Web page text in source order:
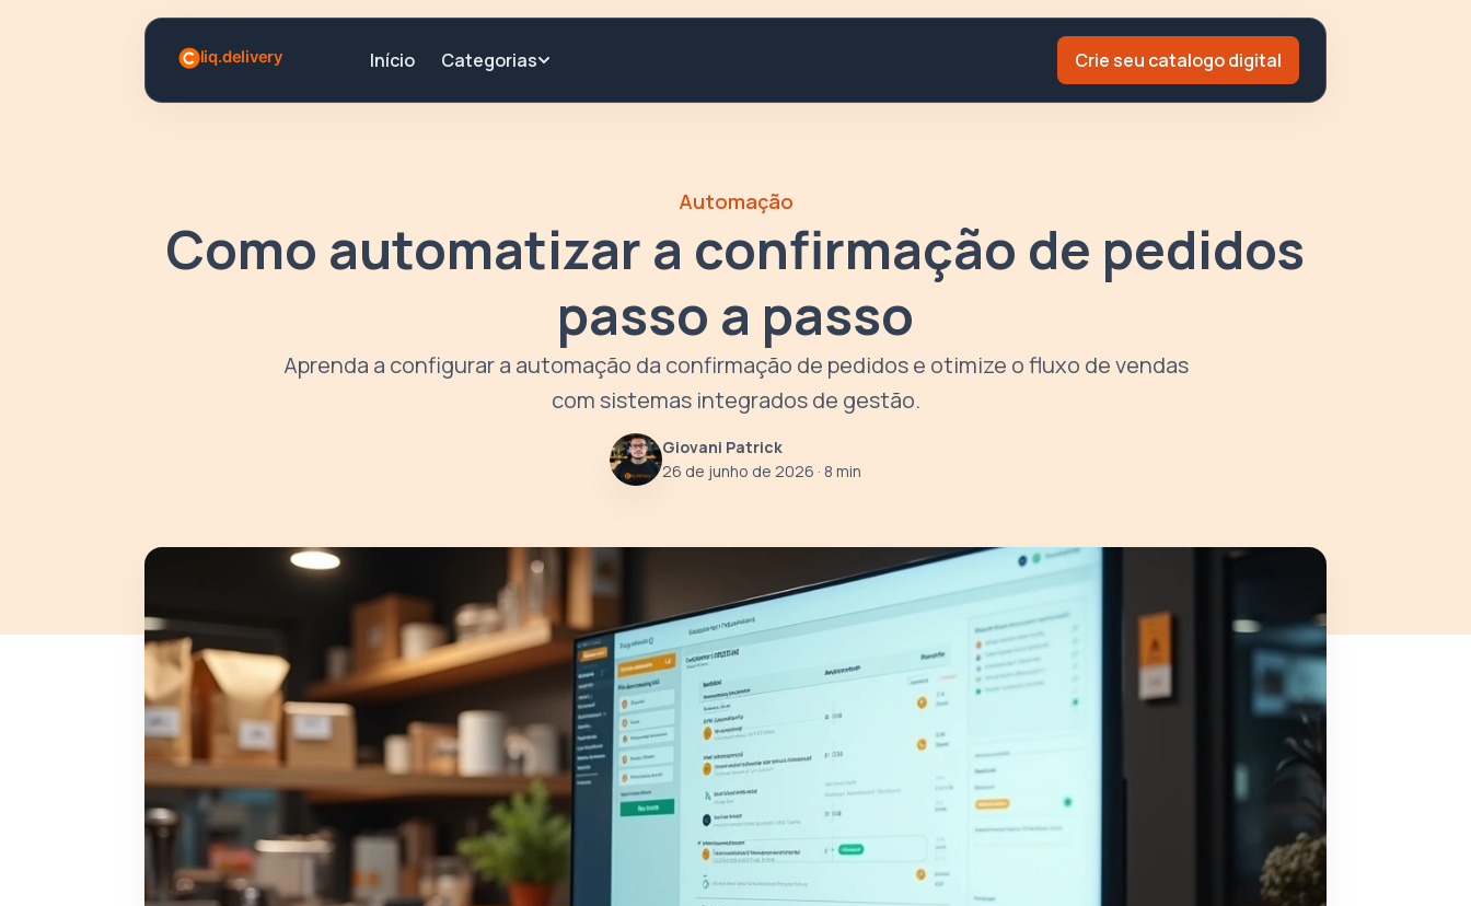
Início Categorias Crie seu catalogo digital
Automação
Como automatizar a confirmação de pedidos
passo a passo
Aprenda a configurar a automação da confirmação de pedidos e otimize o fluxo de vendas
com sistemas integrados de gestão.
Giovani Patrick
26 de junho de 2026 · 8 min